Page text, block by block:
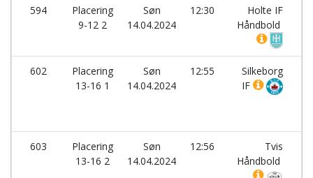
594
Placering
9-12 2
Søn
14.04.2024
12:30
Holte IF
Håndbold
602
Placering
13-16 1
Søn
14.04.2024
12:55
Silkeborg
IF
603
Placering
13-16 2
Søn
14.04.2024
12:56
Tvis
Håndbold